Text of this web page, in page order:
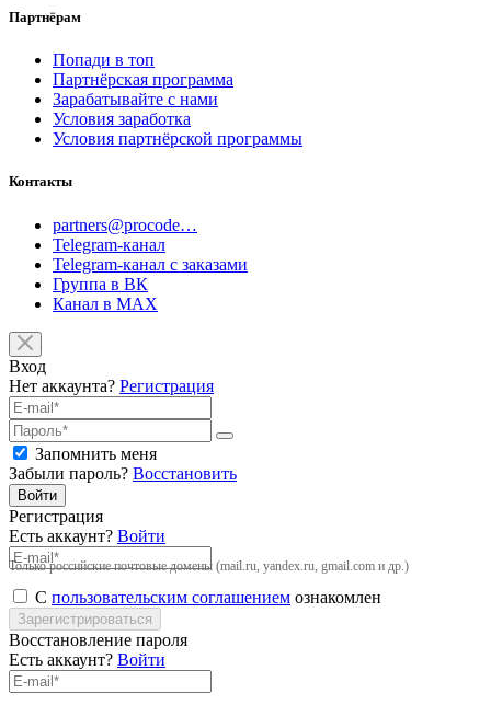
Партнёрам
Попади в топ
Партнёрская программа
Зарабатывайте с нами
Условия заработка
Условия партнёрской программы
Контакты
partners@procode…
Telegram-канал
Telegram-канал с заказами
Группа в ВК
Канал в MAX
Вход
Нет аккаунта? Регистрация
Запомнить меня
Забыли пароль? Восстановить
Войти
Регистрация
Есть аккаунт? Войти
Только российские почтовые домены (mail.ru, yandex.ru, gmail.com и др.)
С пользовательским соглашением ознакомлен
Зарегистрироваться
Восстановление пароля
Есть аккаунт? Войти